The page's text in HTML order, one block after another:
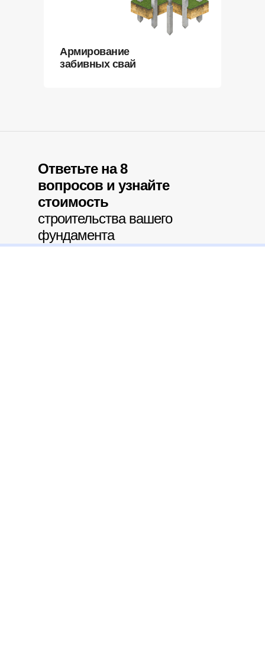
Армирование
забивных свай
Ответьте на 8
вопросов и узнайте
стоимость
строительства вашего
фундамента